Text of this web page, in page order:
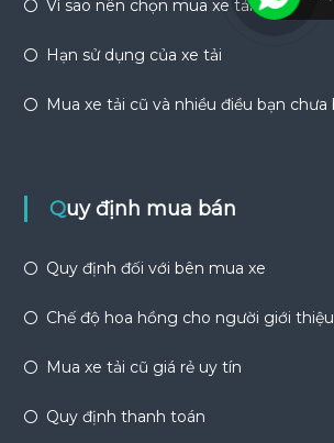
Vì sao nên chọn mua xe tải cũ và
Hạn sử dụng của xe tải
Mua xe tải cũ và nhiều điều bạn chưa
Quy định mua bán
Quy định đối với bên mua xe
Chế độ hoa hồng cho người giới thiệu
Mua xe tải cũ giá rẻ uy tín
Quy định thanh toán